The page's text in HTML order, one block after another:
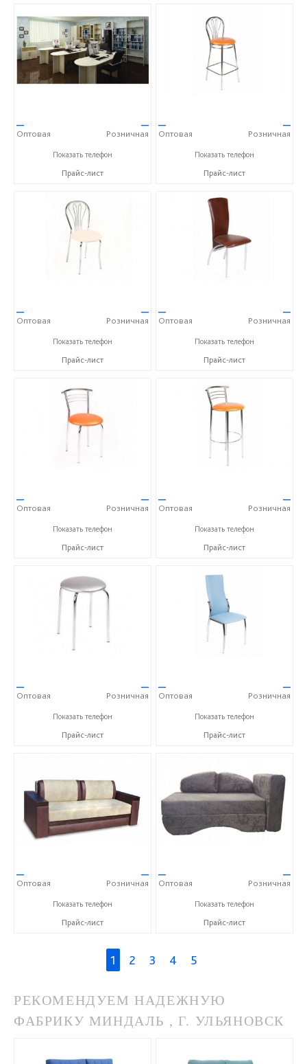
—
Оптовая
—
Розничная
+7 (473) 202-32-87
Показать телефон
Прайс-лист
—
Оптовая
—
Розничная
+7 (473) 202-32-87
Показать телефон
Прайс-лист
—
Оптовая
—
Розничная
+7 (473) 202-32-87
Показать телефон
Прайс-лист
—
Оптовая
—
Розничная
+7 (473) 202-32-87
Показать телефон
Прайс-лист
—
Оптовая
—
Розничная
+7 (473) 202-32-87
Показать телефон
Прайс-лист
—
Оптовая
—
Розничная
+7 (473) 202-32-87
Показать телефон
Прайс-лист
—
Оптовая
—
Розничная
+7 (473) 202-32-87
Показать телефон
Прайс-лист
—
Оптовая
—
Розничная
+7 (473) 202-32-87
Показать телефон
Прайс-лист
—
Оптовая
—
Розничная
+7 (473) 202-32-87
Показать телефон
Прайс-лист
—
Оптовая
—
Розничная
+7 (473) 202-32-87
Показать телефон
Прайс-лист
1 2 3 4 5
РЕКОМЕНДУЕМ НАДЕЖНУЮ
ФАБРИКУ МИНДАЛЬ , Г. УЛЬЯНОВСК